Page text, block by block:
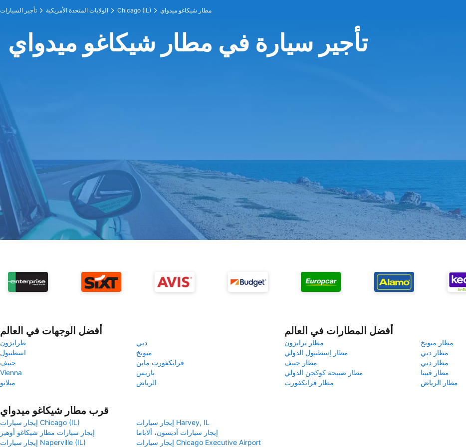
تأجير السيارات الولايات المتحدة الأمريكية Chicago (IL) مطار شيكاغو ميدواي
تأجير سيارة في مطار شيكاغو ميدواي
أفضل الوجهات في العالم
طرابزون
دبي
اسطنبول
ميونخ
جنيف
فرانكفورت ماين
Vienna
باريس
ميلانو
الرياض
أفضل المطارات في العالم
مطار ترابزون
مطار ميونخ
مطار إسطنبول الدولي
مطار دبي
مطار جنيف
مطار دبي
مطار صبيحة كوكجن الدولي
مطار فيينا
مطار فرانكفورت
مطار الرياض
قرب مطار شيكاغو ميدواي
إيجار سيارات Chicago (IL)
إيجار سيارات Harvey, IL
إيجار سيارات مطار شيكاغو أوهير
إيجار سيارات آديسون، ألاباما
إيجار سيارات Naperville (IL)
إيجار سيارات Chicago Executive Airport